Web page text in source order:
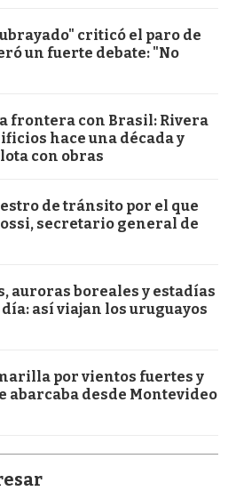
criticó el paro de
un fuerte debate: "No
frontera con Brasil: Rivera
hace una década y
con obras
de tránsito por el que
secretario general de
auroras boreales y estadías
día: así viajan los uruguayos
por vientos fuertes y
abarcaba desde Montevideo